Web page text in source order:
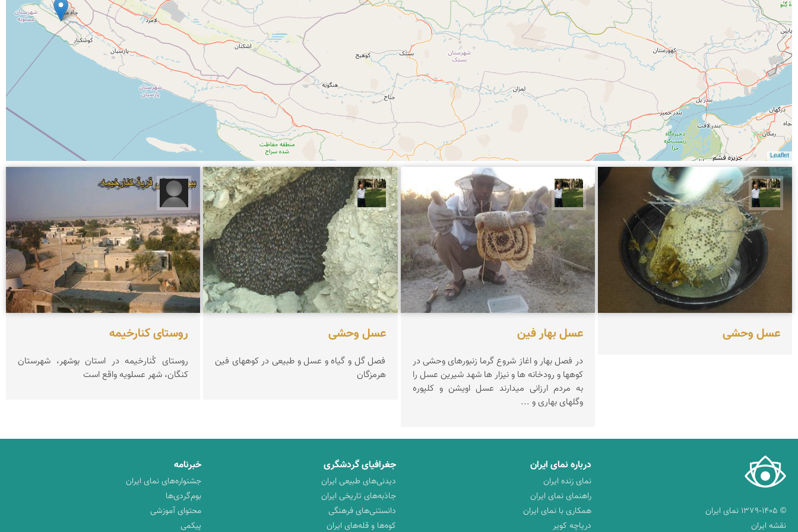
Leaflet
عبدل شعبانی
عسل وحشی
عبدل شعبانی
عسل بهار فین
در فصل بهار و اغاز شروع گرما زنبورهای وحشی در
کوهها و رودخانه ها و نیزار ها شهد شیرین عسل را
به مردم ارزانی میدارند عسل اویشن و کلپوره
وگلهای بهاری و ...
عبدل شعبانی
عسل وحشی
فصل گل و گیاه و عسل و طبیعی در کوههای فین
هرمزگان
پسر جنوبی
روستای کنارخیمه
روستای کُنارخیمه در استان بوشهر، شهرستان
كنگان، شهر عسلویه واقع است
© ۱۳۷۹-۱۴۰۵ نمای ایران
نقشه ایران
درباره نمای ایران
نمای زنده ایران
راهنمای نمای ایران
همکاری با نمای ایران
دریاچه کویر
جغرافیای گردشگری
دیدنی‌های طبیعی ایران
جاذبه‌های تاریخی ایران
دانستنی‌های فرهنگی
کوه‌ها و قله‌های ایران
خبرنامه
جشنواره‌های نمای ایران
بوم‌گردی‌ها
محتوای آموزشی
پیکمی